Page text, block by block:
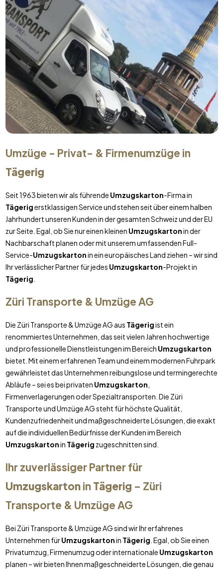
Umzüge - Privat- & Firmenumzüge in
Tägerig
Seit 1963 bieten wir als führende Umzugskarton-Firma in
Tägerigerstklassigen Service und stehen seit über einem halben
Jahrhundert unseren Kunden in der gesamten Schweiz und der EU
zur Seite. Egal, ob Sie nur einen kleinen Umzugskartonin der
Nachbarschaft planen oder mit unserem umfassenden Full-
Service-Umzugskartonin ein europäisches Land ziehen – wir sind
Ihr verlässlicher Partner für jedes Umzugskarton-Projekt in
Tägerig
Züri Transporte & Umzüge AG
Die Züri Transporte & Umzüge AG aus Tägerigist ein
renommiertes Unternehmen, das seit vielen Jahren hochwertige
und professionelle Dienstleistungen im Bereich Umzugskarton
bietet. Mit einem erfahrenen Team und einem modernen Fuhrpark
gewährleistet das Unternehmen reibungslose und termingerechte
Abläufe – sei es bei privaten Umzugskarton
Firmenverlagerungen oder Spezialtransporten. Die Züri
Transporte und Umzüge AG steht für höchste Qualität,
Kundenzufriedenheit und maßgeschneiderte Lösungen, die exakt
auf die individuellen Bedürfnisse der Kunden im Bereich
Umzugskartonin Tägerig zugeschnitten sind.
Ihr zuverlässiger Partner für
Umzugskartonin Tägerig – Züri
Transporte & Umzüge AG
Bei Züri Transporte & Umzüge AG sind wir Ihr erfahrenes
Unternehmen fürUmzugskartonin Tägerig . Egal, ob Sie einen
Privatumzug, Firmenumzug oder internationale Umzugskarton
planen – wir bieten Ihnen maßgeschneiderte Lösungen, die genau